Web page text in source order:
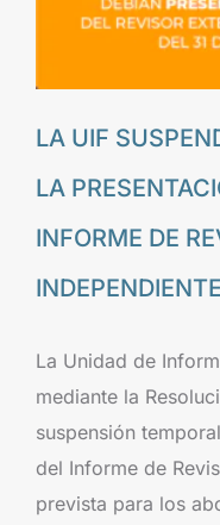
LA UIF
LA
INFORME DE
La Unidad de
mediante la
suspensión
del Informe de
prevista para los